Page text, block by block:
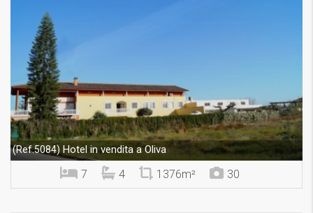
(Ref.5084) Hotel in vendita a Oliva
7 4 1376m² 30